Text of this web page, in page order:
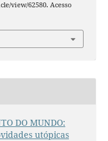
view/62580. Acesso
DO MUNDO:
utópicas